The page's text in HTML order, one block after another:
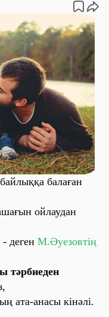
балаған
ойлаудан
- деген М.Әуезовтің
тәрбиеден
ата-анасы кінәлі.